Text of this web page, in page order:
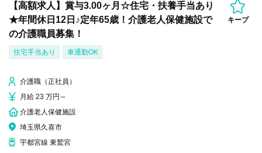
【高額求人】賞与3.00ヶ月☆住宅・扶養手当あり
★年間休日12日♪定年65歳！介護老人保健施設で
の介護職員募集！
キープ
住宅手当あり 車通勤OK
介護職（正社員）
月給 23 万円～
介護老人保健施設
埼玉県久喜市
宇都宮線 東鷲宮